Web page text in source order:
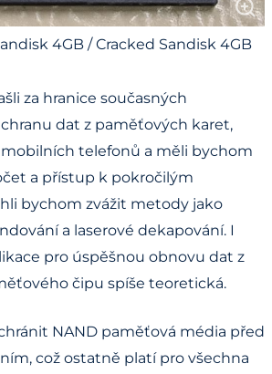
4GB / Cracked Sandisk 4GB
za hranice současných
dat z paměťových karet,
mobilních telefonů a měli bychom
a přístup k pokročilým
bychom zvážit metody jako
a laserové dekapování. I
pro úspěšnou obnovu dat z
čipu spíše teoretická.
NAND paměťová média před
což ostatně platí pro všechna